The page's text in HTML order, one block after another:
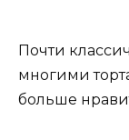
Почти
многими
больше